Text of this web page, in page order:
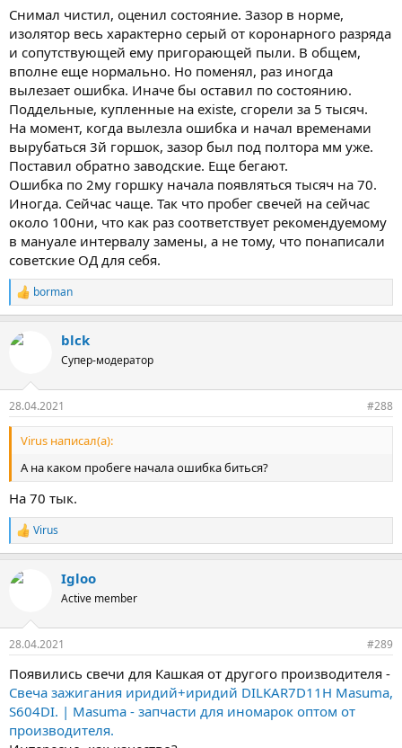
Снимал чистил, оценил состояние. Зазор в норме,
изолятор весь характерно серый от коронарного разряда
и сопутствующей ему пригорающей пыли. В общем,
вполне еще нормально. Но поменял, раз иногда
вылезает ошибка. Иначе бы оставил по состоянию.
Поддельные, купленные на existе, сгорели за 5 тысяч.
На момент, когда вылезла ошибка и начал временами
вырубаться 3й горшок, зазор был под полтора мм уже.
Поставил обратно заводские. Еще бегают.
Ошибка по 2му горшку начала появляться тысяч на 70.
Иногда. Сейчас чаще. Так что пробег свечей на сейчас
около 100ни, что как раз соответствует рекомендуемому
в мануале интервалу замены, а не тому, что понаписали
советские ОД для себя.
Р
е
к
borman
blck
Супер-модератор
28.04.2021 #288
Virus написал(а):
А на каком пробеге начала ошибка биться?
На 70 тык.
Р
е
к
Virus
Igloo
Active member
28.04.2021 #289
Появились свечи для Кашкая от другого производителя -
Свеча зажигания иридий+иридий DILKAR7D11H Masuma,
S604DI. | Masuma - запчасти для иномарок оптом от
производителя.